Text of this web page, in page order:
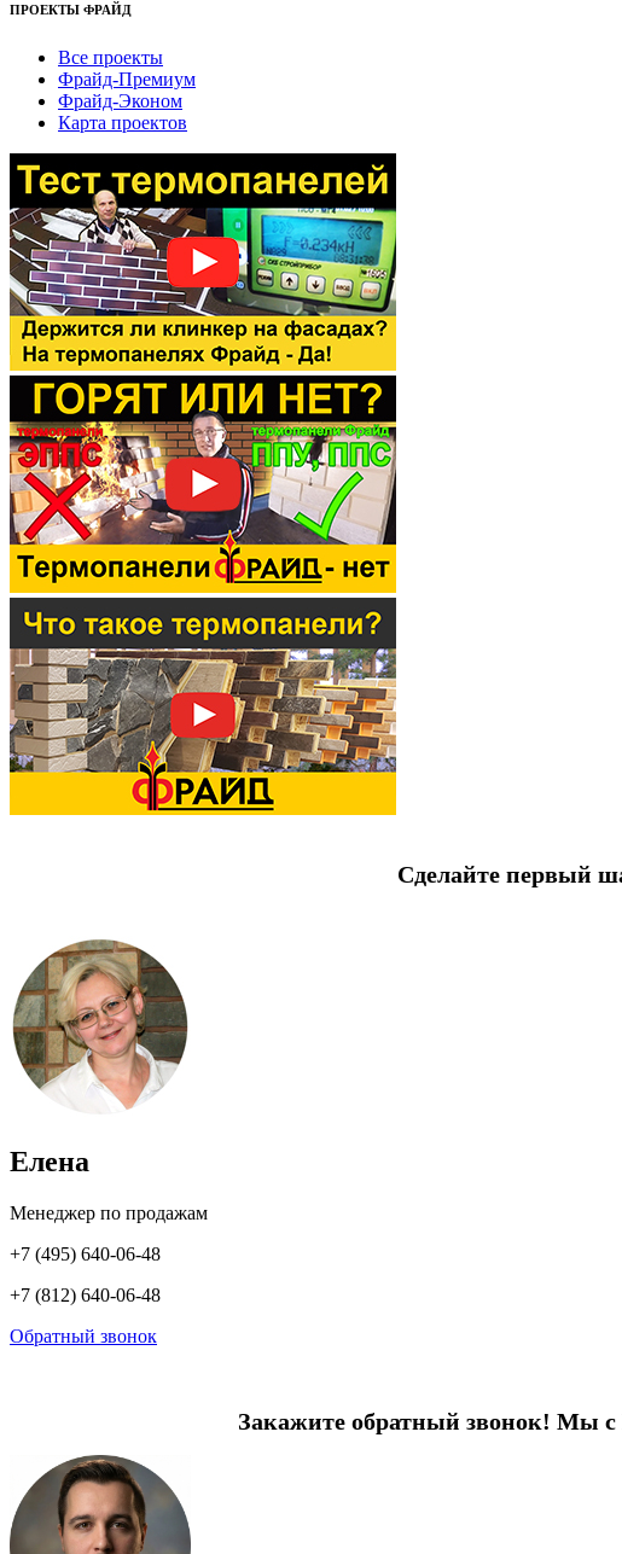
ПРОЕКТЫ ФРАЙД
Все проекты
Фрайд-Премиум
Фрайд-Эконом
Карта проектов
Сделайте первый
Елена
Менеджер по продажам
+7 (495) 640-06-48
+7 (812) 640-06-48
Обратный звонок
Закажите обратный звонок! Мы